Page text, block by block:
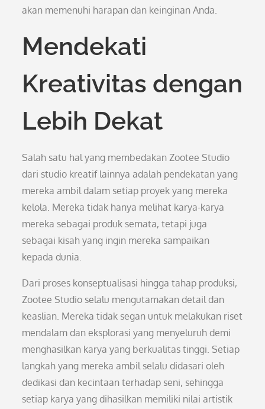
akan memenuhi harapan dan keinginan Anda.
Mendekati
Kreativitas dengan
Lebih Dekat
Salah satu hal yang membedakan Zootee Studio
dari studio kreatif lainnya adalah pendekatan yang
mereka ambil dalam setiap proyek yang mereka
kelola. Mereka tidak hanya melihat karya-karya
mereka sebagai produk semata, tetapi juga
sebagai kisah yang ingin mereka sampaikan
kepada dunia.
Dari proses konseptualisasi hingga tahap produksi,
Zootee Studio selalu mengutamakan detail dan
keaslian. Mereka tidak segan untuk melakukan riset
mendalam dan eksplorasi yang menyeluruh demi
menghasilkan karya yang berkualitas tinggi. Setiap
langkah yang mereka ambil selalu didasari oleh
dedikasi dan kecintaan terhadap seni, sehingga
setiap karya yang dihasilkan memiliki nilai artistik